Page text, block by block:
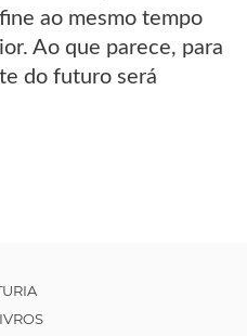
ao mesmo tempo
Ao que parece, para
do futuro será